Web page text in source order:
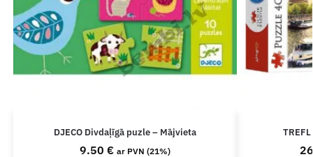
DJECO Divdaļīgā puzle – Mājvieta
9.50 € ar PVN (21%)